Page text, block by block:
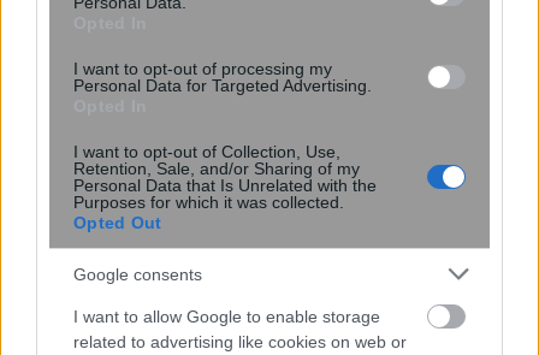
I want to opt-out of processing my
Personal Data for Targeted Advertising.
I want to opt-out of Collection, Use,
Retention, Sale, and/or Sharing of my
Personal Data that Is Unrelated with the
Purposes for which it was collected.
Opted Out
Google consents
I want to allow Google to enable storage
related to advertising like cookies on web or
Ενέσεις αδυνατίσματος: Προκαλούν
τα GLP-1 τριχόπτωση; Μελέτη δείχνει
πώς επηρεάζει τα μαλλιά